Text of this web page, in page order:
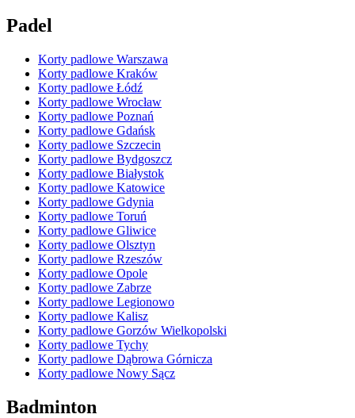
Padel
Korty padlowe Warszawa
Korty padlowe Kraków
Korty padlowe Łódź
Korty padlowe Wrocław
Korty padlowe Poznań
Korty padlowe Gdańsk
Korty padlowe Szczecin
Korty padlowe Bydgoszcz
Korty padlowe Białystok
Korty padlowe Katowice
Korty padlowe Gdynia
Korty padlowe Toruń
Korty padlowe Gliwice
Korty padlowe Olsztyn
Korty padlowe Rzeszów
Korty padlowe Opole
Korty padlowe Zabrze
Korty padlowe Legionowo
Korty padlowe Kalisz
Korty padlowe Gorzów Wielkopolski
Korty padlowe Tychy
Korty padlowe Dąbrowa Górnicza
Korty padlowe Nowy Sącz
Badminton